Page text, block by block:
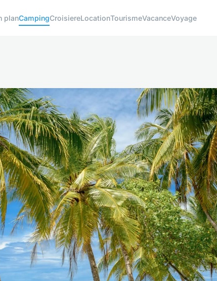
planCampingCroisiereLocationTourismeVacanceVoyage